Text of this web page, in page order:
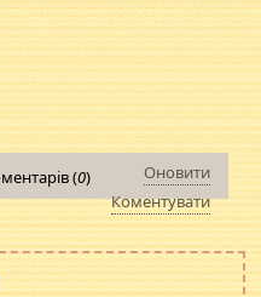
(0)
Оновити
Коментувати